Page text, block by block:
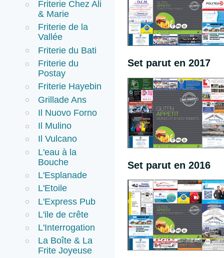
Friterie Chez Ali
& Marie
Friterie de la
Vallée
Friterie du Bati
Friterie du
Postay
Friterie Hayebin
Grillade Ans
Il Nuovo Forno
Il Mulino
Il Vulcano
L'eau à la
Bouche
L'Esplanade
L'Etoile
L'Express Pub
L'ile de crête
L'Interrogation
La Boîte & La
Frite Joyeuse
Set parut en 2017
Set parut en 2016